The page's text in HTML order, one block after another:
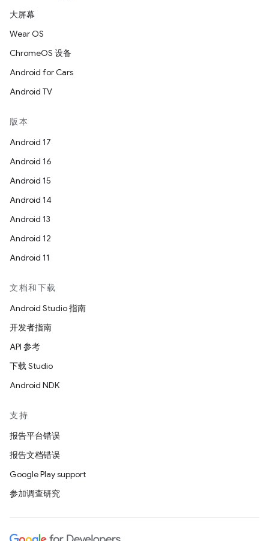
大屏幕
Wear OS
ChromeOS 设备
Android for Cars
Android TV
版本
Android 17
Android 16
Android 15
Android 14
Android 13
Android 12
Android 11
文档和下载
Android Studio 指南
开发者指南
API 参考
下载 Studio
Android NDK
支持
报告平台错误
报告文档错误
Google Play support
参加调查研究